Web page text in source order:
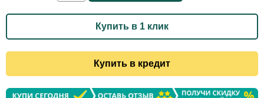
Купить в 1 клик
Купить в кредит